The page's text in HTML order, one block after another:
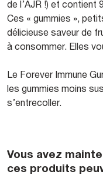
de l’AJR !) et contient
Ces « gummies »,
délicieuse saveur de
à consommer. Elles
Le Forever Immune
les gummies moins
s’entrecoller.
Vous avez
ces produits